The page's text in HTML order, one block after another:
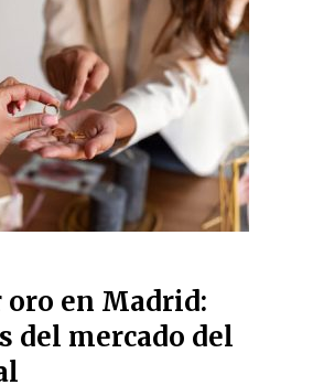
oro en Madrid:
del mercado del